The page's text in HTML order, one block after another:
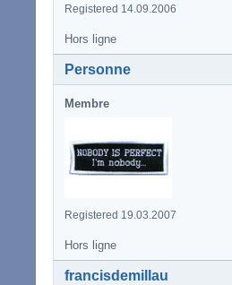
Registered 14.09.2006
Hors ligne
Personne
Membre
Registered 19.03.2007
Hors ligne
francisdemillau